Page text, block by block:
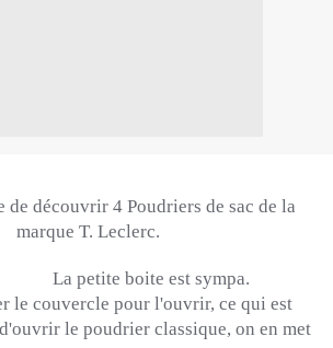
de découvrir 4 Poudriers de sac de la
marque T. Leclerc.
boite est sympa.
le couvercle pour l'ouvrir, ce qui est
le poudrier classique, on en met